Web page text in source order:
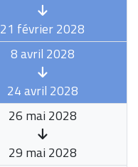
21 février 2028
8 avril 2028
24 avril 2028
26 mai 2028
29 mai 2028